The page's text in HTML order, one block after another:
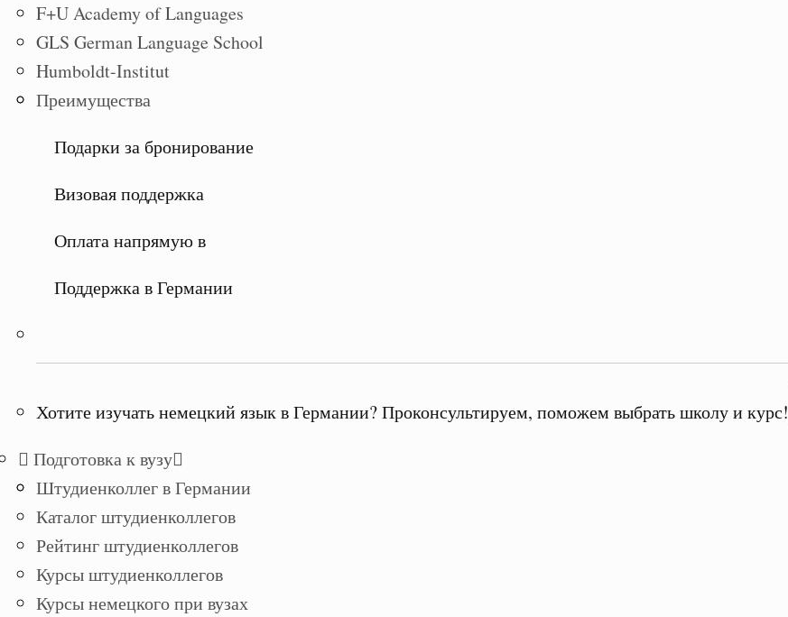
F+U Academy of Languages
GLS German Language School
Humboldt-Institut
Преимущества
Подарки за бронирование
Визовая поддержка
Оплата напрямую в
Поддержка в Германии
Хотите изучать немецкий язык в Германии? Проконсультируем, поможем выбрать школу и курс!
Подготовка к вузу
Штудиенколлег в Германии
Каталог штудиенколлегов
Рейтинг штудиенколлегов
Курсы штудиенколлегов
Курсы немецкого при вузах